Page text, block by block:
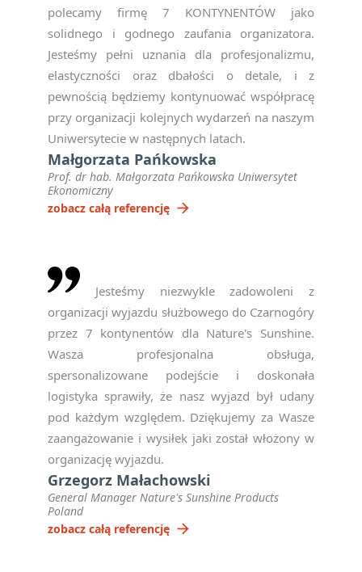
polecamy firmę 7 KONTYNENTÓW jako
solidnego i godnego zaufania organizatora.
Jesteśmy pełni uznania dla profesjonalizmu,
elastyczności oraz dbałości o detale, i z
pewnością będziemy kontynuować współpracę
przy organizacji kolejnych wydarzeń na naszym
Uniwersytecie w następnych latach.
Małgorzata Pańkowska
Prof. dr hab. Małgorzata Pańkowska Uniwersytet
Ekonomiczny
zobacz całą referencję arrow_forward
Jesteśmy niezwykle zadowoleni z
organizacji wyjazdu służbowego do Czarnogóry
przez 7 kontynentów dla Nature's Sunshine.
Wasza profesjonalna obsługa,
spersonalizowane podejście i doskonała
logistyka sprawiły, że nasz wyjazd był udany
pod każdym względem. Dziękujemy za Wasze
zaangażowanie i wysiłek jaki został włożony w
organizację wyjazdu.
Grzegorz Małachowski
General Manager Nature's Sunshine Products
Poland
zobacz całą referencję arrow_forward